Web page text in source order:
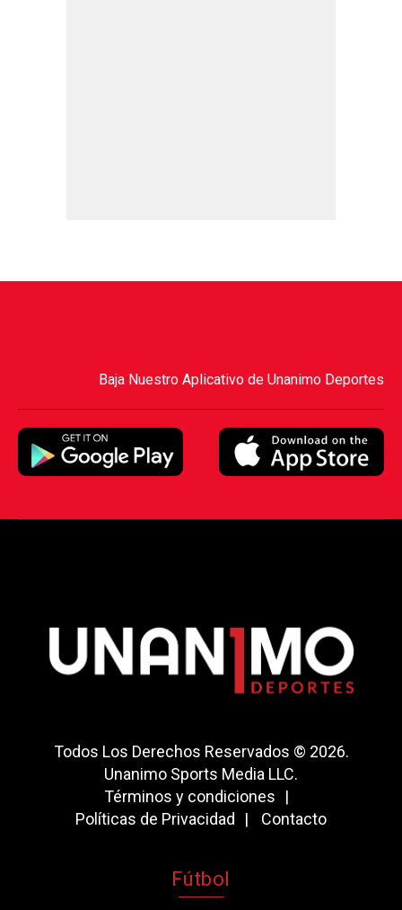
Baja Nuestro Aplicativo de Unanimo Deportes
Todos Los Derechos Reservados © 2026.
Unanimo Sports Media LLC.
Términos y condiciones
Políticas de Privacidad
Contacto
Fútbol